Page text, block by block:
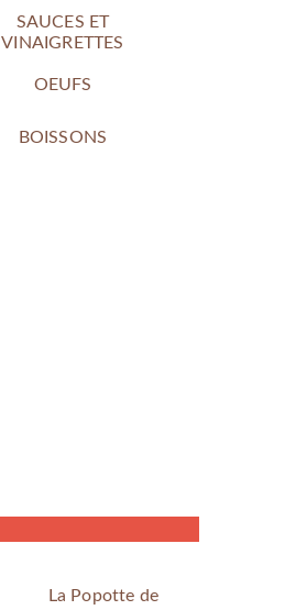
SAUCES ET
VINAIGRETTES
OEUFS
BOISSONS
La Popotte de